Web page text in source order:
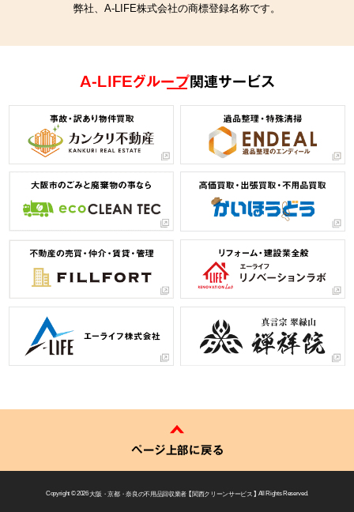
弊社、A-LIFE株式会社の商標登録名称です。
A-LIFEグループ関連サービス
ページ上部に戻る
Copyright © 2026大阪・京都・奈良の不用品回収業者 【 関西クリーンサービス 】 All Rights Reserved.